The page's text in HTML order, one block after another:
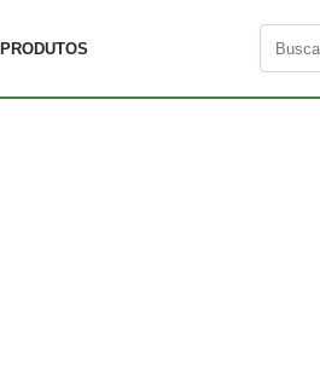
PRODUTOS
Buscar